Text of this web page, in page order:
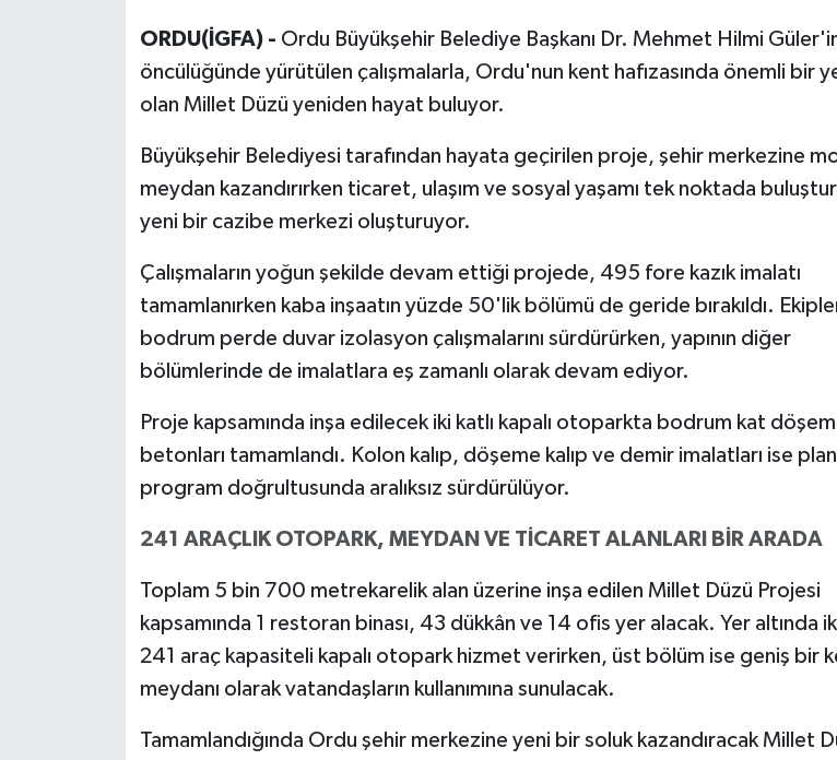
ORDU(İGFA) - Ordu Büyükşehir Belediye Başkanı Dr. Mehmet Hilmi
öncülüğünde yürütülen çalışmalarla, Ordu'nun kent hafızasında önemli bir
olan Millet Düzü yeniden hayat buluyor.
Büyükşehir Belediyesi tarafından hayata geçirilen proje, şehir merkezine
meydan kazandırırken ticaret, ulaşım ve sosyal yaşamı tek noktada
yeni bir cazibe merkezi oluşturuyor.
Çalışmaların yoğun şekilde devam ettiği projede, 495 fore kazık imalatı
tamamlanırken kaba inşaatın yüzde 50'lik bölümü de geride bırakıldı.
bodrum perde duvar izolasyon çalışmalarını sürdürürken, yapının diğer
bölümlerinde de imalatlara eş zamanlı olarak devam ediyor.
Proje kapsamında inşa edilecek iki katlı kapalı otoparkta bodrum kat
betonları tamamlandı. Kolon kalıp, döşeme kalıp ve demir imalatları ise
program doğrultusunda aralıksız sürdürülüyor.
241 ARAÇLIK OTOPARK, MEYDAN VE TİCARET ALANLARI BİR ARADA
Toplam 5 bin 700 metrekarelik alan üzerine inşa edilen Millet Düzü Projesi
kapsamında 1 restoran binası, 43 dükkân ve 14 ofis yer alacak. Yer altında
241 araç kapasiteli kapalı otopark hizmet verirken, üst bölüm ise geniş bir
meydanı olarak vatandaşların kullanımına sunulacak.
Tamamlandığında Ordu şehir merkezine yeni bir soluk kazandıracak Millet